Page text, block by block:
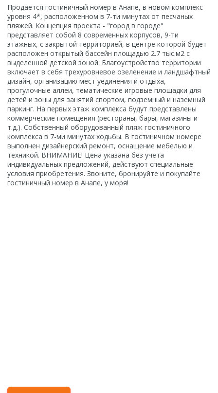
Продается гостиничный номер в Анапе, в новом комплекс
уровня 4*, расположенном в 7-ти минутах от песчаных
пляжей. Концепция проекта - "город в городе"
представляет собой 8 современных корпусов, 9-ти
этажных, с закрытой территорией, в центре которой будет
расположен открытый бассейн площадью 2.7 тыс.м2 с
выделенной детской зоной. Благоустройство территории
включает в себя трехуровневое озеленение и ландшафтный
дизайн, организацию мест уединения и отдыха,
прогулочные аллеи, тематические игровые площадки для
детей и зоны для занятий спортом, подземный и наземный
паркинг. На первых этаж комплекса будут представлены
коммерческие помещения (рестораны, бары, магазины и
т.д.). Собственный оборудованный пляж гостиничного
комплекса в 7-ми минутах ходьбы. В гостиничном номере
выполнен дизайнерский ремонт, оснащение мебелью и
техникой. ВНИМАНИЕ! Цена указана без учета
индивидуальных предложений, действуют специальные
условия приобретения. Звоните, бронируйте и покупайте
гостиничный номер в Анапе, у моря!